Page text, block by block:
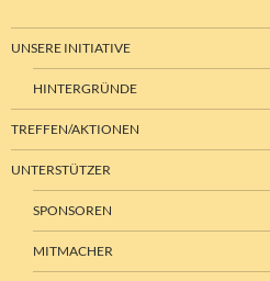
UNSERE INITIATIVE
HINTERGRÜNDE
TREFFEN/AKTIONEN
UNTERSTÜTZER
SPONSOREN
MITMACHER